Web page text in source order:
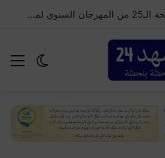
إمنتانوت…تمليلت تحتضن النسخة الـ25 من المهرجان السنوي لموظفي الجماعة
الوضع